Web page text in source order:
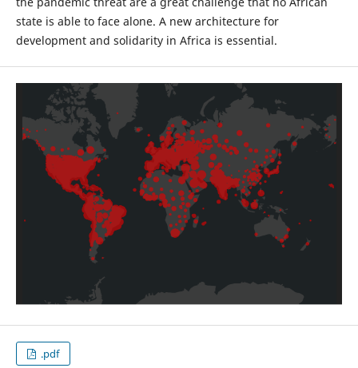
state is able to face alone. A new architecture for
development and solidarity in Africa is essential.
.pdf